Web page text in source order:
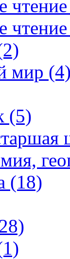
мир
(5)
(18)